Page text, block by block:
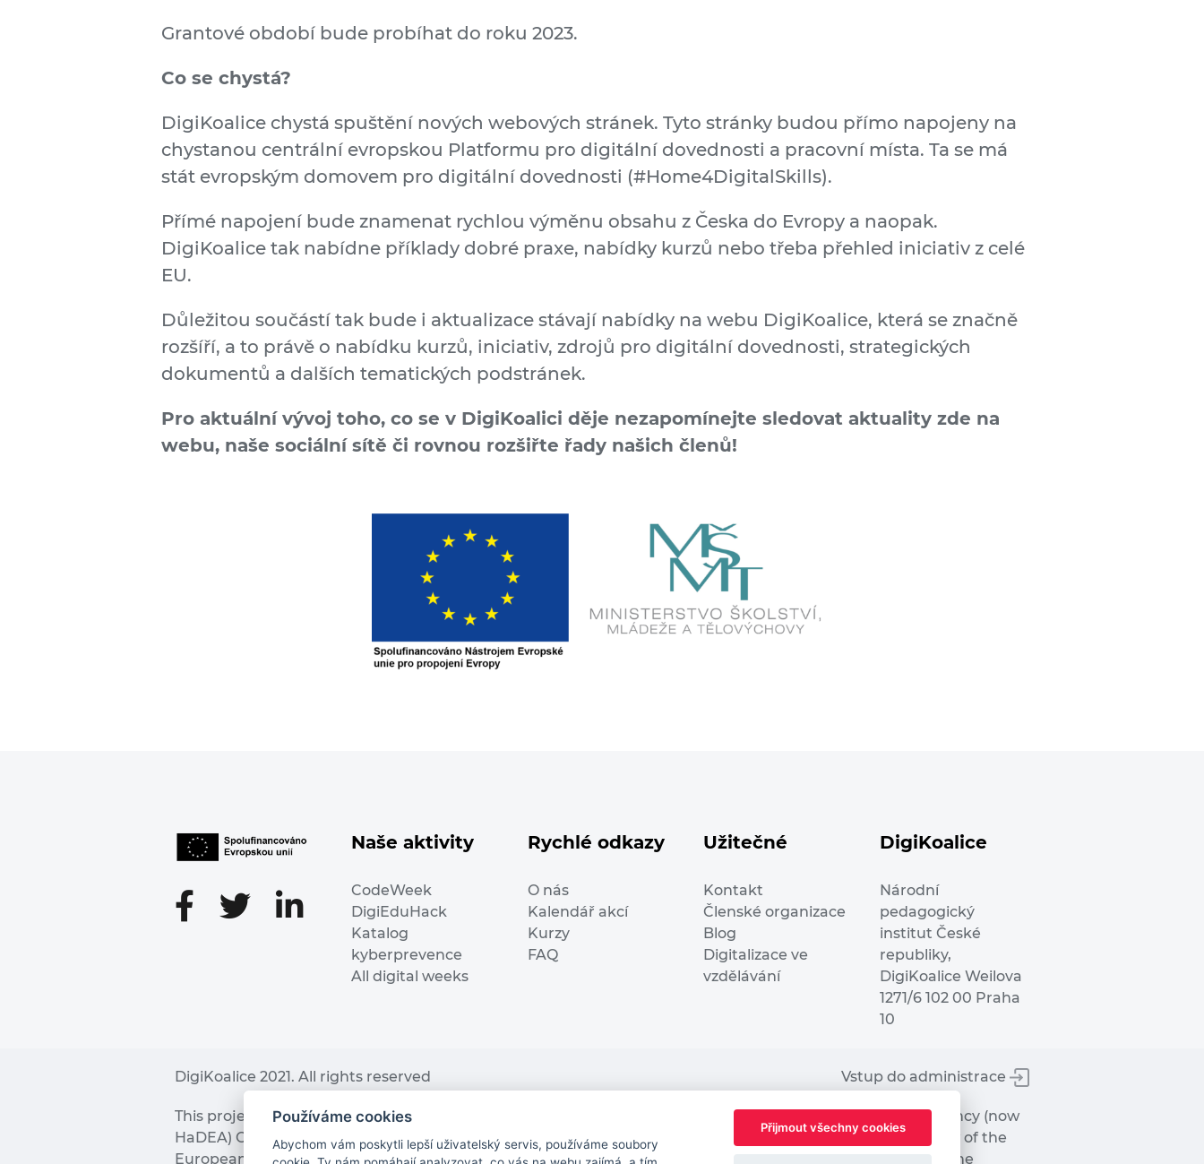
Grantové období bude probíhat do roku 2023.
Co se chystá?
DigiKoalice chystá spuštění nových webových stránek. Tyto stránky budou přímo napojeny na
chystanou centrální evropskou Platformu pro digitální dovednosti a pracovní místa. Ta se má
stát evropským domovem pro digitální dovednosti (#Home4DigitalSkills).
Přímé napojení bude znamenat rychlou výměnu obsahu z Česka do Evropy a naopak.
DigiKoalice tak nabídne příklady dobré praxe, nabídky kurzů nebo třeba přehled iniciativ z celé
EU.
Důležitou součástí tak bude i aktualizace stávají nabídky na webu DigiKoalice, která se značně
rozšíří, a to právě o nabídku kurzů, iniciativ, zdrojů pro digitální dovednosti, strategických
dokumentů a dalších tematických podstránek.
Pro aktuální vývoj toho, co se v DigiKoalici děje nezapomínejte sledovat aktuality zde na
webu, naše sociální sítě či rovnou rozšiřte řady našich členů!
Naše aktivity
CodeWeek
DigiEduHack
Katalog
kyberprevence
All digital weeks
Rychlé odkazy
O nás
Kalendář akcí
Kurzy
FAQ
Užitečné
Kontakt
Členské organizace
Blog
Digitalizace ve
vzdělávání
DigiKoalice
Národní
pedagogický
institut České
republiky,
DigiKoalice Weilova
1271/6 102 00 Praha
10
DigiKoalice 2021. All rights reserved Vstup do administrace
This project has received funding from the European Commission Innovation and Networks Executive Agency (now
HaDEA) CEF TELECOM Calls 2019. This website reflects only the author’s view. It does not represent the view of the
European Commission and the European Commission is not responsible for any use that may be made of the
Používáme cookies
Abychom vám poskytli lepší uživatelský servis, používáme soubory
Přijmout všechny cookies